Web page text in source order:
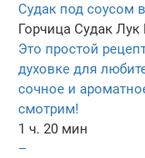
Судак под соусом
Горчица Судак Лук
Это простой
духовке для
сочное и
смотрим!
1 ч. 20 мин
–